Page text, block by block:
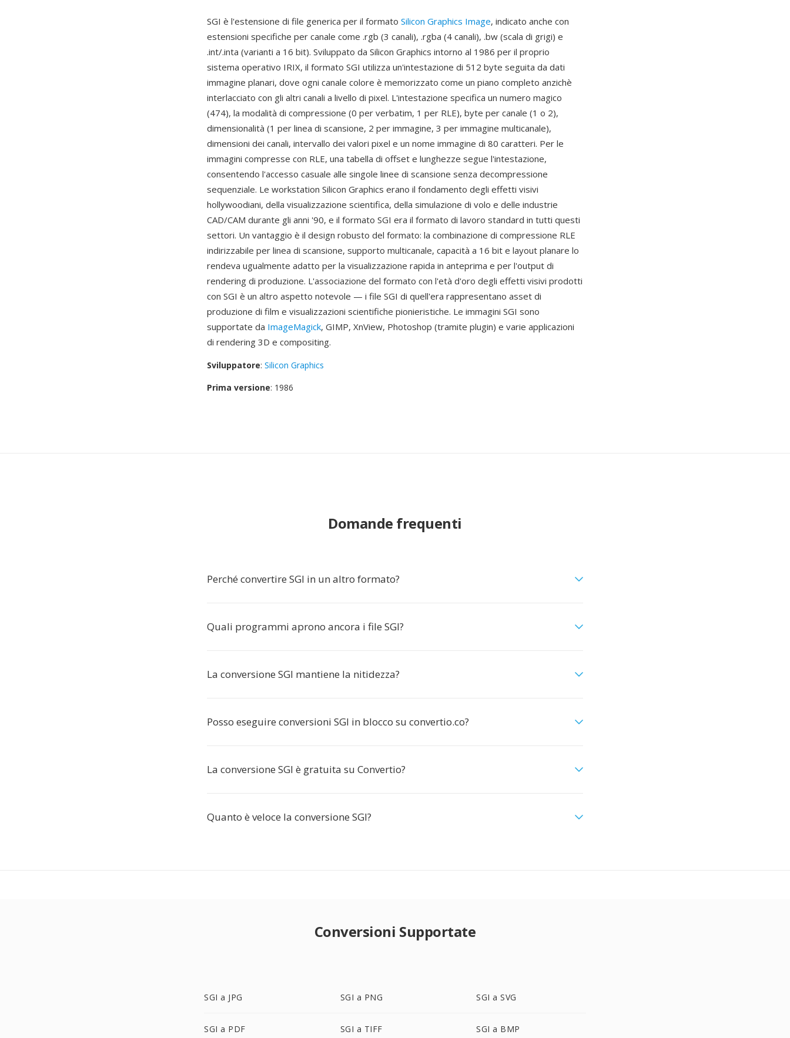
SGI è l'estensione di file generica per il formato Silicon Graphics Image, indicato anche con
estensioni specifiche per canale come .rgb (3 canali), .rgba (4 canali), .bw (scala di grigi) e
.int/.inta (varianti a 16 bit). Sviluppato da Silicon Graphics intorno al 1986 per il proprio
sistema operativo IRIX, il formato SGI utilizza un'intestazione di 512 byte seguita da dati
immagine planari, dove ogni canale colore è memorizzato come un piano completo anzichè
interlacciato con gli altri canali a livello di pixel. L'intestazione specifica un numero magico
(474), la modalità di compressione (0 per verbatim, 1 per RLE), byte per canale (1 o 2),
dimensionalità (1 per linea di scansione, 2 per immagine, 3 per immagine multicanale),
dimensioni dei canali, intervallo dei valori pixel e un nome immagine di 80 caratteri. Per le
immagini compresse con RLE, una tabella di offset e lunghezze segue l'intestazione,
consentendo l'accesso casuale alle singole linee di scansione senza decompressione
sequenziale. Le workstation Silicon Graphics erano il fondamento degli effetti visivi
hollywoodiani, della visualizzazione scientifica, della simulazione di volo e delle industrie
CAD/CAM durante gli anni '90, e il formato SGI era il formato di lavoro standard in tutti questi
settori. Un vantaggio è il design robusto del formato: la combinazione di compressione RLE
indirizzabile per linea di scansione, supporto multicanale, capacità a 16 bit e layout planare lo
rendeva ugualmente adatto per la visualizzazione rapida in anteprima e per l'output di
rendering di produzione. L'associazione del formato con l'età d'oro degli effetti visivi prodotti
con SGI è un altro aspetto notevole — i file SGI di quell'era rappresentano asset di
produzione di film e visualizzazioni scientifiche pionieristiche. Le immagini SGI sono
supportate da ImageMagick, GIMP, XnView, Photoshop (tramite plugin) e varie applicazioni
di rendering 3D e compositing.
Sviluppatore: Silicon Graphics
Prima versione: 1986
Domande frequenti
Perché convertire SGI in un altro formato?
Quali programmi aprono ancora i file SGI?
La conversione SGI mantiene la nitidezza?
Posso eseguire conversioni SGI in blocco su convertio.co?
La conversione SGI è gratuita su Convertio?
Quanto è veloce la conversione SGI?
Conversioni Supportate
SGI a JPG SGI a PNG SGI a SVG
SGI a PDF SGI a TIFF SGI a BMP